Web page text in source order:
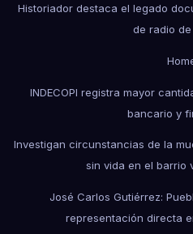
Historiador destaca el legado
de radio
INDECOPI registra mayor
bancario y
Investigan circunstancias de la
sin vida en el barrio
José Carlos Gutiérrez:
representación directa